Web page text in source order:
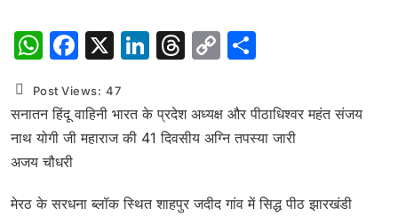
WhatsApp
Facebook
X LinkedIn
Threads
Copy
Post Views: 47
सनातन हिंदू वाहिनी भारत के प्रदेश अध्यक्ष और पीठाधिश्वर महंत संजय
नाथ योगी जी महाराज की 41 दिवसीय अग्नि तपस्या जारी
अजय चौधरी
मेरठ के सरधना ब्लॉक स्थित शाहपुर जदीद गांव में सिद्ध पीठ झारखंडी